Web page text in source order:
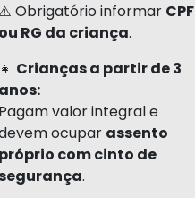
Obrigatório informar CPF
RG da criança.
Crianças a partir de 3
valor integral e
ocupar assento
com cinto de
.